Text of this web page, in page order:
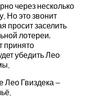
через несколько
Но это звонит
просит заселить
лотереи,
принято
убедить Лео
Лео Гвиздека —